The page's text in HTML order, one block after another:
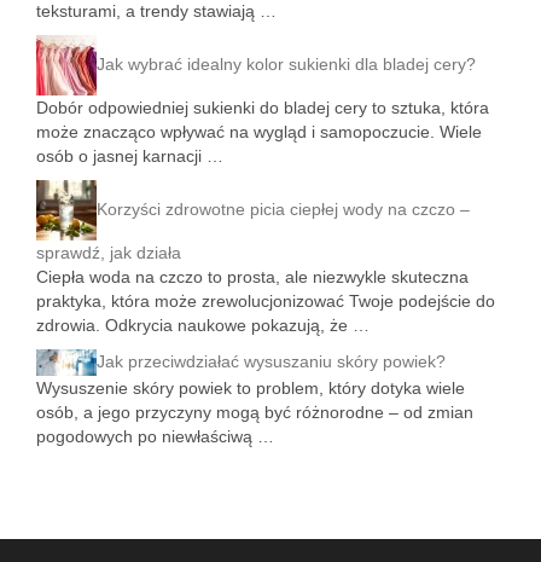
teksturami, a trendy stawiają …
Jak wybrać idealny kolor sukienki dla bladej cery?
Dobór odpowiedniej sukienki do bladej cery to sztuka, która
może znacząco wpływać na wygląd i samopoczucie. Wiele
osób o jasnej karnacji …
Korzyści zdrowotne picia ciepłej wody na czczo –
sprawdź, jak działa
Ciepła woda na czczo to prosta, ale niezwykle skuteczna
praktyka, która może zrewolucjonizować Twoje podejście do
zdrowia. Odkrycia naukowe pokazują, że …
Jak przeciwdziałać wysuszaniu skóry powiek?
Wysuszenie skóry powiek to problem, który dotyka wiele
osób, a jego przyczyny mogą być różnorodne – od zmian
pogodowych po niewłaściwą …